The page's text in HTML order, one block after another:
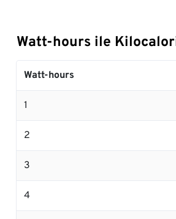
Watt-hours ile
Watt-hours
1
2
3
4